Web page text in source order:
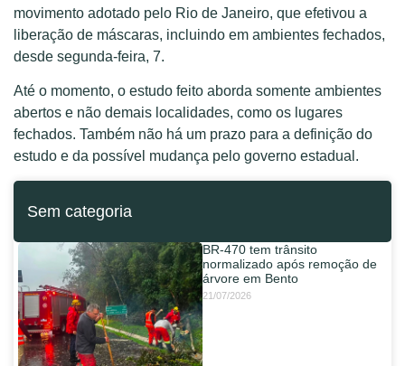
movimento adotado pelo Rio de Janeiro, que efetivou a
liberação de máscaras, incluindo em ambientes fechados,
desde segunda-feira, 7.
Até o momento, o estudo feito aborda somente ambientes
abertos e não demais localidades, como os lugares
fechados. Também não há um prazo para a definição do
estudo e da possível mudança pelo governo estadual.
Sem categoria
BR-470 tem trânsito
normalizado após remoção de
árvore em Bento
21/07/2026